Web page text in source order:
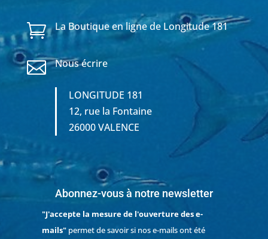
 La Boutique en ligne de Longitude 181
 Nous écrire
LONGITUDE 181
12, rue la Fontaine
26000 VALENCE
Abonnez-vous à notre newsletter
"J'accepte la mesure de l'ouverture des e-
mails"permet de savoir si nos e-mails ont été